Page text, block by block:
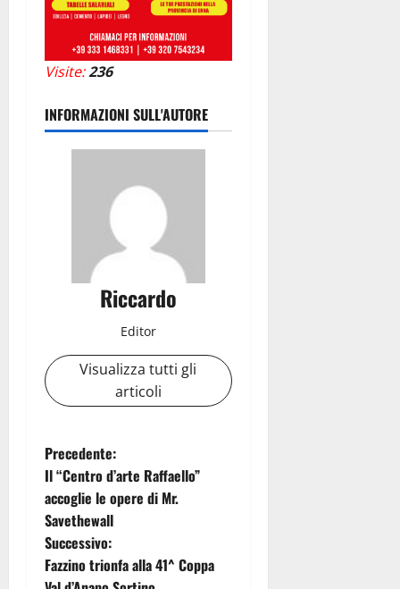
Visite:236
INFORMAZIONI SULL'AUTORE
Riccardo
Editor
Visualizza tutti gli
articoli
N
a
v
i
Precedente:
Il “Centro d’arte Raffaello”
accoglie le opere di Mr.
Savethewall
Successivo:
Fazzino trionfa alla 41^ Coppa